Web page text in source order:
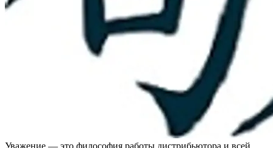
Уважение — это философия работы дистрибьютора и всей